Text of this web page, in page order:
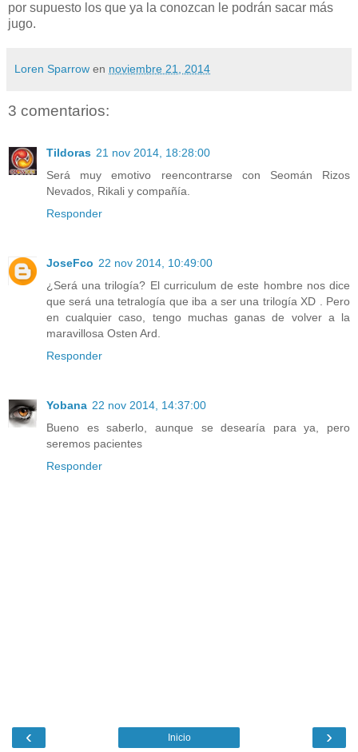
por supuesto los que ya la conozcan le podrán sacar más
jugo.
Loren Sparrow en noviembre 21, 2014
3 comentarios:
Tildoras 21 nov 2014, 18:28:00
Será muy emotivo reencontrarse con Seomán Rizos
Nevados, Rikali y compañía.
Responder
JoseFco 22 nov 2014, 10:49:00
¿Será una trilogía? El curriculum de este hombre nos dice
que será una tetralogía que iba a ser una trilogía XD . Pero
en cualquier caso, tengo muchas ganas de volver a la
maravillosa Osten Ard.
Responder
Yobana 22 nov 2014, 14:37:00
Bueno es saberlo, aunque se desearía para ya, pero
seremos pacientes
Responder
‹ ›
Inicio